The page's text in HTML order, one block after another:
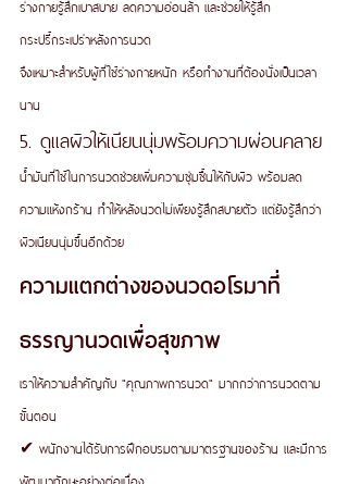
ร่างกายรู้สึกเบาสบาย ลดความอ่อนล้า และช่วยให้รู้สึก
กระปรี้กระเปร่าหลังการนวด
จึงเหมาะสำหรับผู้ที่ใช้ร่างกายหนัก หรือทำงานที่ต้องนั่งเป็นเวลา
นาน
5. ดูแลผิวให้เนียนนุ่มพร้อมความผ่อนคลาย
น้ำมันที่ใช้ในการนวดช่วยเพิ่มความชุ่มชื้นให้กับผิว พร้อมลด
ความแห้งกร้าน ทำให้หลังนวดไม่เพียงรู้สึกสบายตัว แต่ยังรู้สึกว่า
ผิวเนียนนุ่มขึ้นอีกด้วย
ความแตกต่างของนวดอโรมาที่
ธรรญานวดเพื่อสุขภาพ
เราให้ความสำคัญกับ "คุณภาพการนวด" มากกว่าการนวดตาม
ขั้นตอน
✔ พนักงานได้รับการฝึกอบรมตามมาตรฐานของร้าน และมีการ